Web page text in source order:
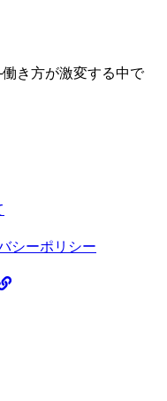
き方が激変する中で
シーポリシー